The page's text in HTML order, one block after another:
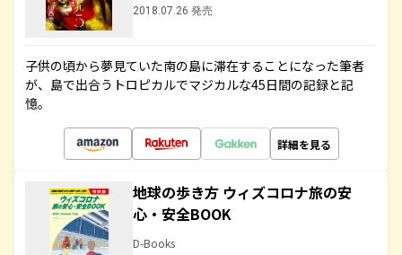
2018.07.26 発売
子供の頃から夢見ていた南の島に滞在することになった筆者
が、島で出合うトロピカルでマジカルな45日間の記録と記
憶。
詳細を見る
地球の歩き方 ウィズコロナ旅の安
心・安全BOOK
D-Books